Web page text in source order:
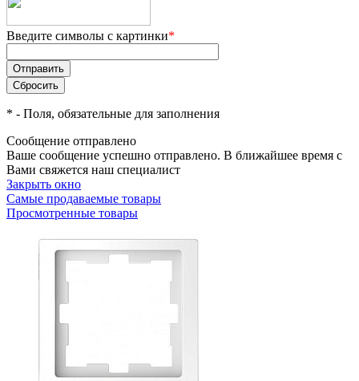
Введите символы с картинки*
* - Поля, обязательные для заполнения
Сообщение отправлено
Ваше сообщение успешно отправлено. В ближайшее время с
Вами свяжется наш специалист
Закрыть окно
Самые продаваемые товары
Просмотренные товары